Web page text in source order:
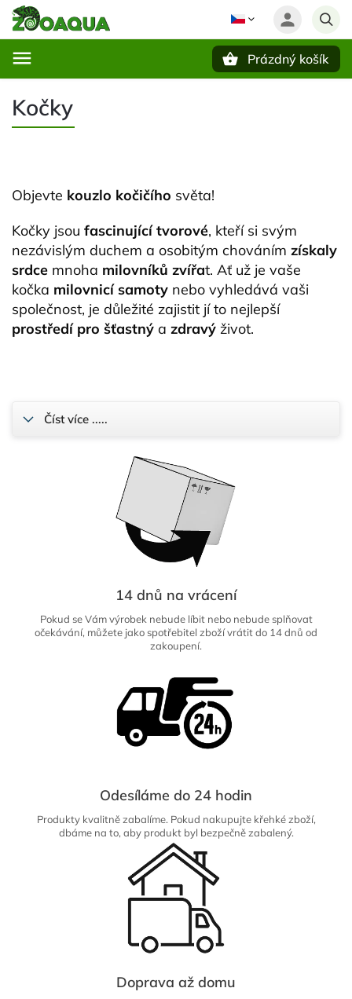
Prázdný košík
Kočky
Objevte kouzlo kočičího světa!
Kočky jsou fascinující tvorové, kteří si svým
nezávislým duchem a osobitým chováním získaly
srdce mnoha milovníků zvířat. Ať už je vaše
kočka milovnicí samoty nebo vyhledává vaši
společnost, je důležité zajistit jí to nejlepší
prostředí pro šťastný a zdravý život.
Číst více .....
14 dnů na vrácení
Pokud se Vám výrobek nebude líbit nebo nebude splňovat
očekávání, můžete jako spotřebitel zboží vrátit do 14 dnů od
zakoupení.
Odesíláme do 24 hodin
Produkty kvalitně zabalíme. Pokud nakupujte křehké zboží,
dbáme na to, aby produkt byl bezpečně zabalený.
Doprava až domu